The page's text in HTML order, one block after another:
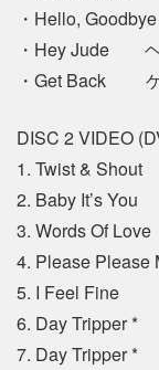
・Hello,
・Hey Jude ヘ
・Get Back ゲ
DISC 2 VIDEO
1. Twist &
2. Baby It’s
3. Words Of
4. Please
5. I Feel Fine
6. Day
7. Day